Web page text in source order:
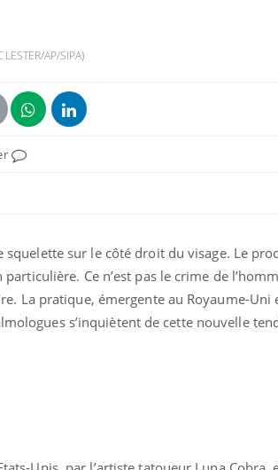
AP/SIPA)
sur le côté droit du visage. Le
Ce n’est pas le crime de
La pratique, émergente au Royaume-Uni
s’inquiètent de cette nouvelle